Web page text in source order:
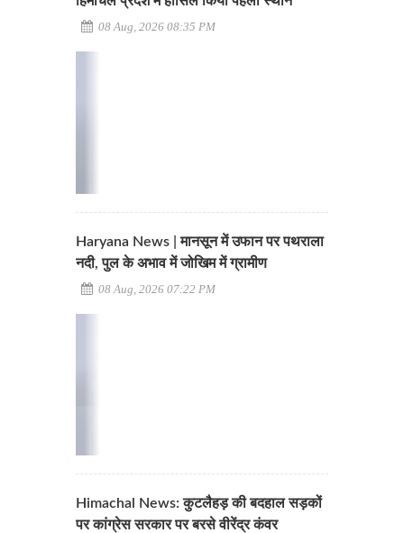
08 Aug, 2026 08:35 PM
Haryana News | मानसून में उफान पर पथराला
नदी, पुल के अभाव में जोखिम में ग्रामीण
08 Aug, 2026 07:22 PM
Himachal News: कुटलैहड़ की बदहाल सड़कों
पर कांग्रेस सरकार पर बरसे वीरेंद्र कंवर